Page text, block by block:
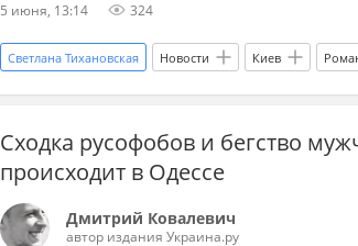
5 июня, 13:14 324
Светлана Тихановская Новости Киев
Белоруссия белорусские националисты
бывший СССР спецслужба Минск
Владимир Зеленский
Сходка русофобов и бегство
происходит в Одессе
Дмитрий Ковалевич
автор издания Украина.ру